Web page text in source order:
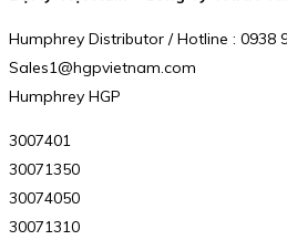
Humphrey Distributor / Hotline : 0938
Sales1@hgpvietnam.com
Humphrey HGP
3007401
30071350
30074050
30071310